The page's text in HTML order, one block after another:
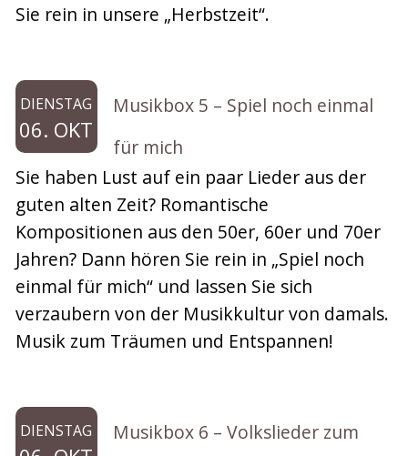
Sie rein in unsere „Herbstzeit“.
DIENSTAG
06. OKT
Musikbox 5 – Spiel noch einmal
für mich
Sie haben Lust auf ein paar Lieder aus der
guten alten Zeit? Romantische
Kompositionen aus den 50er, 60er und 70er
Jahren? Dann hören Sie rein in „Spiel noch
einmal für mich“ und lassen Sie sich
verzaubern von der Musikkultur von damals.
Musik zum Träumen und Entspannen!
DIENSTAG Musikbox 6 – Volkslieder zum